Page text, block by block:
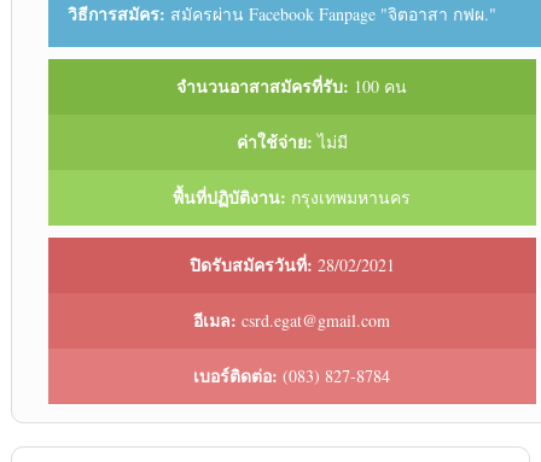
วิธีการสมัคร: สมัครผ่าน Facebook Fanpage "จิตอาสา กฟผ."
จำนวนอาสาสมัครที่รับ: 100 คน
ค่าใช้จ่าย: ไม่มี
พื้นที่ปฏิบัติงาน: กรุงเทพมหานคร
ปิดรับสมัครวันที่: 28/02/2021
อีเมล: csrd.egat@gmail.com
เบอร์ติดต่อ: (083) 827-8784